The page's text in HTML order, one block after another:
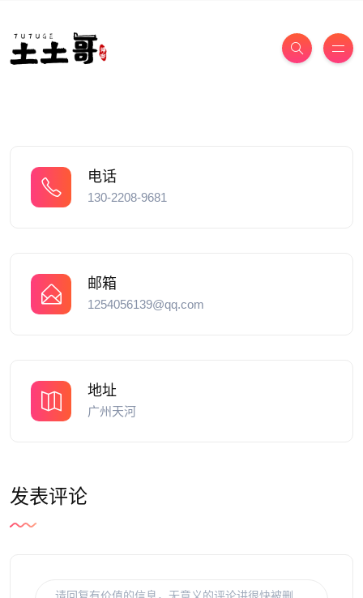
电话
130-2208-9681
邮箱
1254056139@qq.com
地址
广州天河
发表评论